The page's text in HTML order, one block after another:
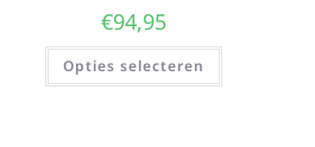
€94,95
Opties selecteren